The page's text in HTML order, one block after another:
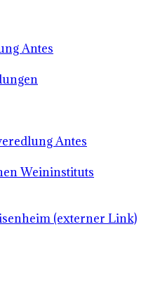
Antes
Antes
Weininstituts
(externer Link)